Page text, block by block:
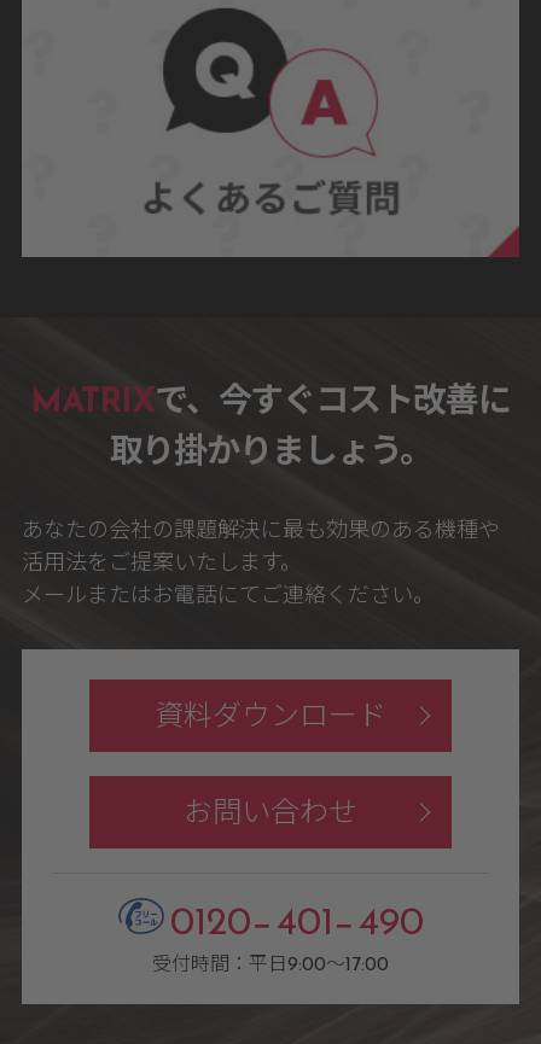
MATRIXで、今すぐコスト改善に
取り掛かりましょう。
あなたの会社の課題解決に最も効果のある機種や
活用法をご提案いたします。
メールまたはお電話にてご連絡ください。
資料ダウンロード
お問い合わせ
0120−401−490
受付時間：平日9:00〜17:00